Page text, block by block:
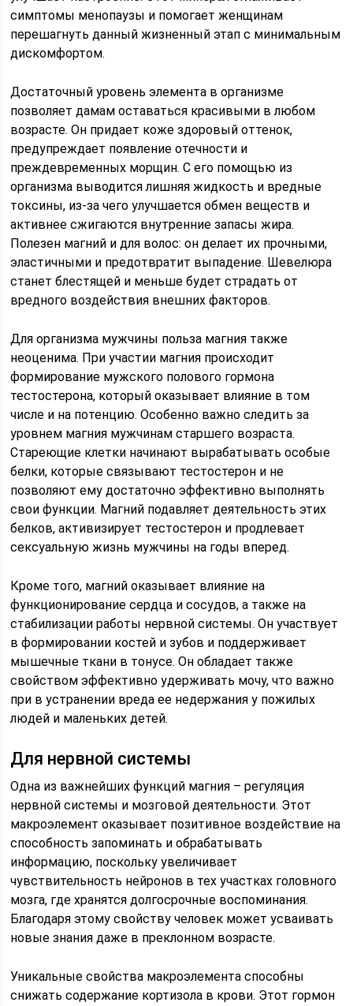
симптомы менопаузы и помогает женщинам
перешагнуть данный жизненный этап с минимальным
дискомфортом.
Достаточный уровень элемента в организме
позволяет дамам оставаться красивыми в любом
возрасте. Он придает коже здоровый оттенок,
предупреждает появление отечности и
преждевременных морщин. С его помощью из
организма выводится лишняя жидкость и вредные
токсины, из-за чего улучшается обмен веществ и
активнее сжигаются внутренние запасы жира.
Полезен магний и для волос: он делает их прочными,
эластичными и предотвратит выпадение. Шевелюра
станет блестящей и меньше будет страдать от
вредного воздействия внешних факторов.
Для организма мужчины польза магния также
неоценима. При участии магния происходит
формирование мужского полового гормона
тестостерона, который оказывает влияние в том
числе и на потенцию. Особенно важно следить за
уровнем магния мужчинам старшего возраста.
Стареющие клетки начинают вырабатывать особые
белки, которые связывают тестостерон и не
позволяют ему достаточно эффективно выполнять
свои функции. Магний подавляет деятельность этих
белков, активизирует тестостерон и продлевает
сексуальную жизнь мужчины на годы вперед.
Кроме того, магний оказывает влияние на
функционирование сердца и сосудов, а также на
стабилизации работы нервной системы. Он участвует
в формировании костей и зубов и поддерживает
мышечные ткани в тонусе. Он обладает также
свойством эффективно удерживать мочу, что важно
при в устранении вреда ее недержания у пожилых
людей и маленьких детей.
Для нервной системы
Одна из важнейших функций магния – регуляция
нервной системы и мозговой деятельности. Этот
макроэлемент оказывает позитивное воздействие на
способность запоминать и обрабатывать
информацию, поскольку увеличивает
чувствительность нейронов в тех участках головного
мозга, где хранятся долгосрочные воспоминания.
Благодаря этому свойству человек может усваивать
новые знания даже в преклонном возрасте.
Уникальные свойства макроэлемента способны
снижать содержание кортизола в крови. Этот гормон